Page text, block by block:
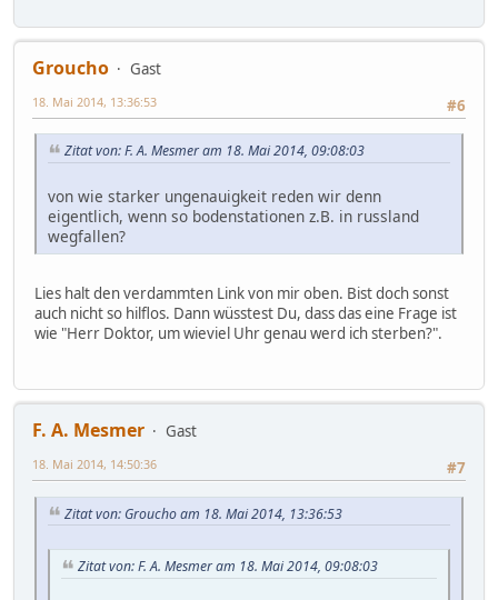
Groucho
Gast
#6
18. Mai 2014, 13:36:53
Zitat von: F. A. Mesmer am 18. Mai 2014, 09:08:03
von wie starker ungenauigkeit reden wir denn
eigentlich, wenn so bodenstationen z.B. in russland
wegfallen?
Lies halt den verdammten Link von mir oben. Bist doch sonst
auch nicht so hilflos. Dann wüsstest Du, dass das eine Frage ist
wie "Herr Doktor, um wieviel Uhr genau werd ich sterben?".
F. A. Mesmer
Gast
#7
18. Mai 2014, 14:50:36
Zitat von: Groucho am 18. Mai 2014, 13:36:53
Zitat von: F. A. Mesmer am 18. Mai 2014, 09:08:03